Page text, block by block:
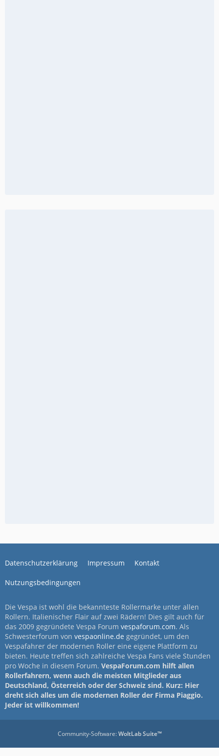
Datenschutzerklärung Impressum Kontakt
Nutzungsbedingungen
Die Vespa ist wohl die bekannteste Rollermarke unter allen
Rollern. Italienischer Flair auf zwei Rädern! Dies gilt auch für
das 2009 gegründete Vespa Forum vespaforum.com. Als
Schwesterforum von vespaonline.de gegründet, um den
Vespafahrer der modernen Roller eine eigene Plattform zu
bieten. Heute treffen sich zahlreiche Vespa Fans viele Stunden
pro Woche in diesem Forum. VespaForum.com hilft allen
Rollerfahrern, wenn auch die meisten Mitglieder aus
Deutschland, Österreich oder der Schweiz sind. Kurz: Hier
dreht sich alles um die modernen Roller der Firma Piaggio.
Jeder ist willkommen!
Community-Software:WoltLab Suite™